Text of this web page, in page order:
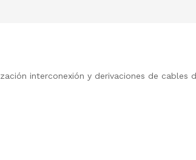
interconexión y derivaciones de cables